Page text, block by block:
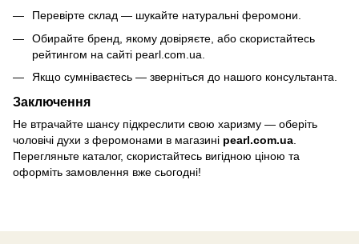
Перевірте склад — шукайте натуральні феромони.
Обирайте бренд, якому довіряєте, або скористайтесь
рейтингом на сайті pearl.com.ua.
Якщо сумніваєтесь — зверніться до нашого консультанта.
Заключення
Не втрачайте шансу підкреслити свою харизму — оберіть
чоловічі духи з феромонами в магазині pearl.com.ua
Перегляньте каталог, скористайтесь вигідною ціною та
оформіть замовлення вже сьогодні!